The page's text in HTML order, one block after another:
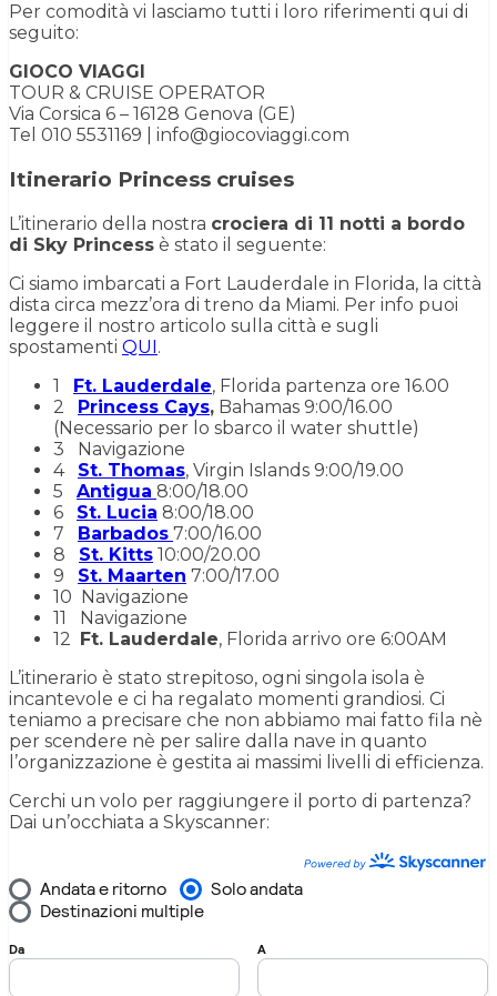
Per comodità vi lasciamo tutti i loro riferimenti qui di
seguito:
GIOCO VIAGGI
TOUR & CRUISE OPERATOR
Via Corsica 6 – 16128 Genova (GE)
Tel 010 5531169 | info@giocoviaggi.com
Itinerario Princess cruises
L’itinerario della nostra crociera di 11 notti a bordo
di Sky Princess è stato il seguente:
Ci siamo imbarcati a Fort Lauderdale in Florida, la città
dista circa mezz’ora di treno da Miami. Per info puoi
leggere il nostro articolo sulla città e sugli
spostamenti QUI.
1 Ft. Lauderdale, Florida partenza ore 16.00
2 Princess Cays, Bahamas 9:00/16.00
(Necessario per lo sbarco il water shuttle)
3 Navigazione
4 St. Thomas, Virgin Islands 9:00/19.00
5 Antigua 8:00/18.00
6 St. Lucia 8:00/18.00
7 Barbados 7:00/16.00
8 St. Kitts 10:00/20.00
9 St. Maarten 7:00/17.00
10 Navigazione
11 Navigazione
12 Ft. Lauderdale, Florida arrivo ore 6:00AM
L’itinerario è stato strepitoso, ogni singola isola è
incantevole e ci ha regalato momenti grandiosi. Ci
teniamo a precisare che non abbiamo mai fatto fila nè
per scendere nè per salire dalla nave in quanto
l’organizzazione è gestita ai massimi livelli di efficienza.
Cerchi un volo per raggiungere il porto di partenza?
Dai un’occhiata a Skyscanner: